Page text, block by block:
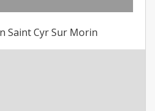
Saint Cyr Sur Morin